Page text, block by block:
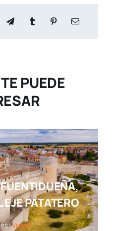
PUEDE
EJE PATATERO
Viajes